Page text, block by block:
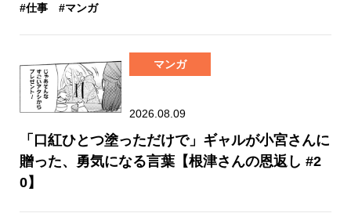
#仕事 #マンガ
マンガ
2026.08.09
「口紅ひとつ塗っただけで」ギャルが小宮さんに
贈った、勇気になる言葉【根津さんの恩返し #2
0】